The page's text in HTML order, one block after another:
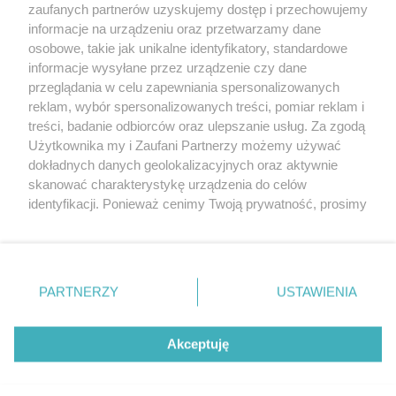
Więcej
20. urodzin portalu
wSzczecinie.pl
Regulamin konkursów
śniadaniówka "Hej
Szczecin! Jest piątek!"
Partnerzy
Praca Szczecin
© 2026 wSzczecinie.pl
Created by GOD
zaufanych partnerów uzyskujemy dostęp i przechowujemy
informacje na urządzeniu oraz przetwarzamy dane
osobowe, takie jak unikalne identyfikatory, standardowe
informacje wysyłane przez urządzenie czy dane
przeglądania w celu zapewniania spersonalizowanych
reklam, wybór spersonalizowanych treści, pomiar reklam i
treści, badanie odbiorców oraz ulepszanie usług. Za zgodą
Użytkownika my i Zaufani Partnerzy możemy używać
dokładnych danych geolokalizacyjnych oraz aktywnie
skanować charakterystykę urządzenia do celów
identyfikacji. Ponieważ cenimy Twoją prywatność, prosimy
prywatności znajdujący się w lewym dolnym rogu strony
. Niektóre rodzaje przetwarzania danych nie wymagają
takiemu przetwarzaniu. Preferencje będą miały
zastosowania tylko na tej witrynie.
PARTNERZY USTAWIENIA
Akceptuję